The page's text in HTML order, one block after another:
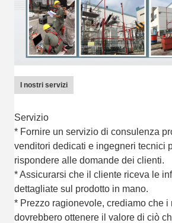
I nostri servizi
Servizio
* Fornire un servizio di consulenza
venditori dedicati e ingegneri tecnici
rispondere alle domande dei clienti.
* Assicurarsi che il cliente riceva le
dettagliate sul prodotto in mano.
* Prezzo ragionevole, crediamo che i
dovrebbero ottenere il valore di ciò